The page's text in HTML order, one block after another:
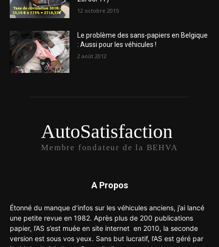
12 octobre 2015
Le problème des sans-papiers en Belgique
: Aussi pour les véhicules !
2 août 2012
AutoSatisfaction
Membre fondateur de la BEHVA
A Propos
Étonné du manque d’infos sur les véhicules anciens, j’ai lancé
une petite revue en 1982. Après plus de 200 publications
papier, l’AS s’est muée en site internet en 2010, la seconde
version est sous vos yeux. Sans but lucratif, l’AS est géré par